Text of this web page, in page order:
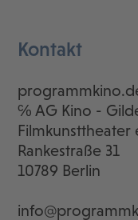
Kontakt
℅ AG Kino -
Filmkunsttheater
Rankestraße 31
10789 Berlin